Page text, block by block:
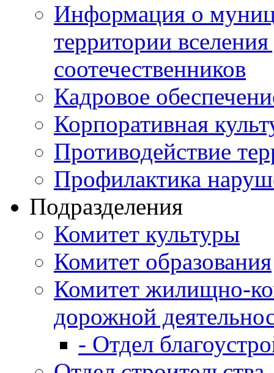
Информация о
территории
соотечественников
Кадровое
Корпоративная
Противодействие
Профилактика
Подразделения
Комитет культуры
Комитет образования
Комитет жилищно-
дорожной
- Отдел